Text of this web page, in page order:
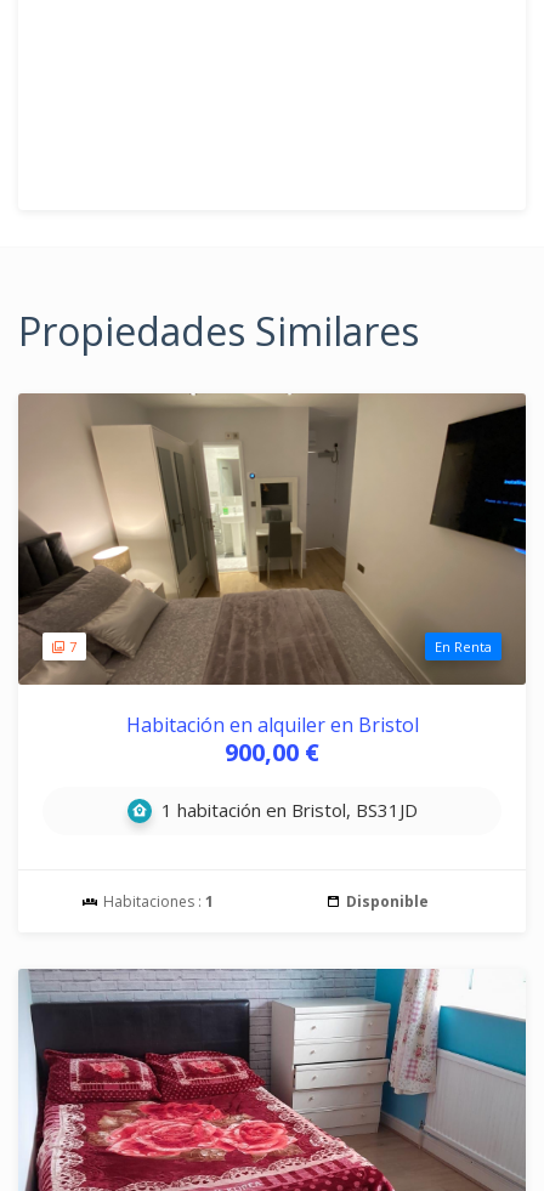
Propiedades Similares
7 En Renta
Habitación en alquiler en Bristol
900,00 €
1 habitación en Bristol, BS31JD
Habitaciones : 1 Disponible